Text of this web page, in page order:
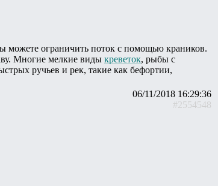
можете ограничить поток с помощью краников.
Многие мелкие виды креветок, рыбы с
ручьев и рек, такие как бефортии,
06/11/2018 16:29:36
#2554548